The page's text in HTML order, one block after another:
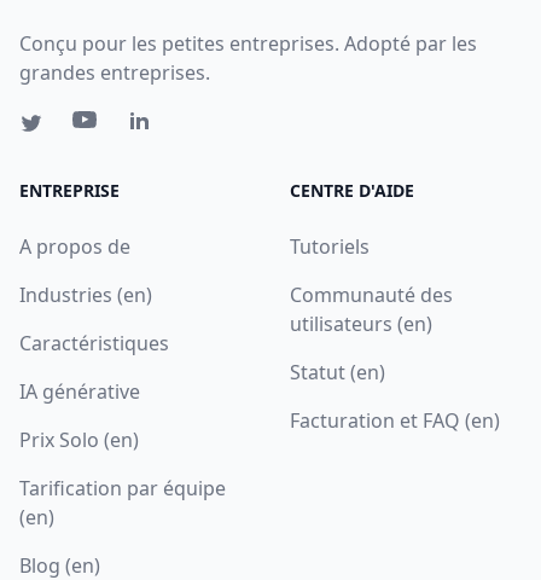
Conçu pour les petites entreprises. Adopté par les
grandes entreprises.
ENTREPRISE
A propos de
Industries (en)
Caractéristiques
IA générative
Prix Solo (en)
Tarification par équipe
(en)
Blog (en)
CENTRE D'AIDE
Tutoriels
Communauté des
utilisateurs (en)
Statut (en)
Facturation et FAQ (en)